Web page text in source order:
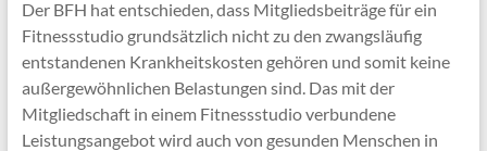
Der BFH hat entschieden, dass Mitgliedsbeiträge für ein
Fitnessstudio grundsätzlich nicht zu den zwangsläufig
entstandenen Krankheitskosten gehören und somit keine
außergewöhnlichen Belastungen sind. Das mit der
Mitgliedschaft in einem Fitnessstudio verbundene
Leistungsangebot wird auch von gesunden Menschen in